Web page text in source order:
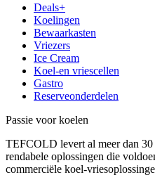
Deals+
Koelingen
Bewaarkasten
Vriezers
Ice Cream
Koel-en vriescellen
Gastro
Reserveonderdelen
Passie voor koelen
TEFCOLD levert al meer dan
rendabele oplossingen die
commerciële koel-